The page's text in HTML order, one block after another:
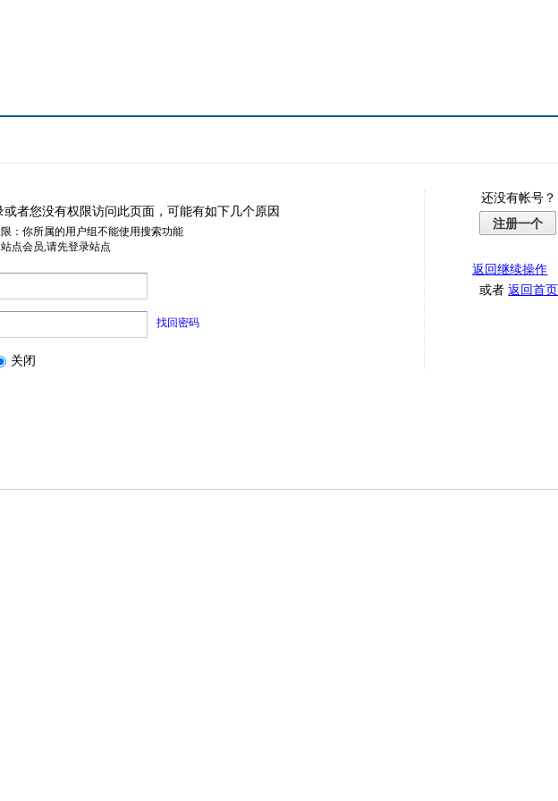
或者您没有权限访问此页面，可能有如下几个原因
：你所属的用户组不能使用搜索功能
点会员,请先登录站点
找回密码
关闭
还没有帐号？
注册一个
返回继续操作
或者返回首页